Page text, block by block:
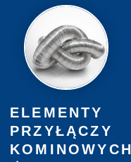
ELEMENTY
PRZYŁĄCZY
KOMINOWYCH